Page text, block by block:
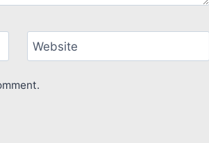
Website